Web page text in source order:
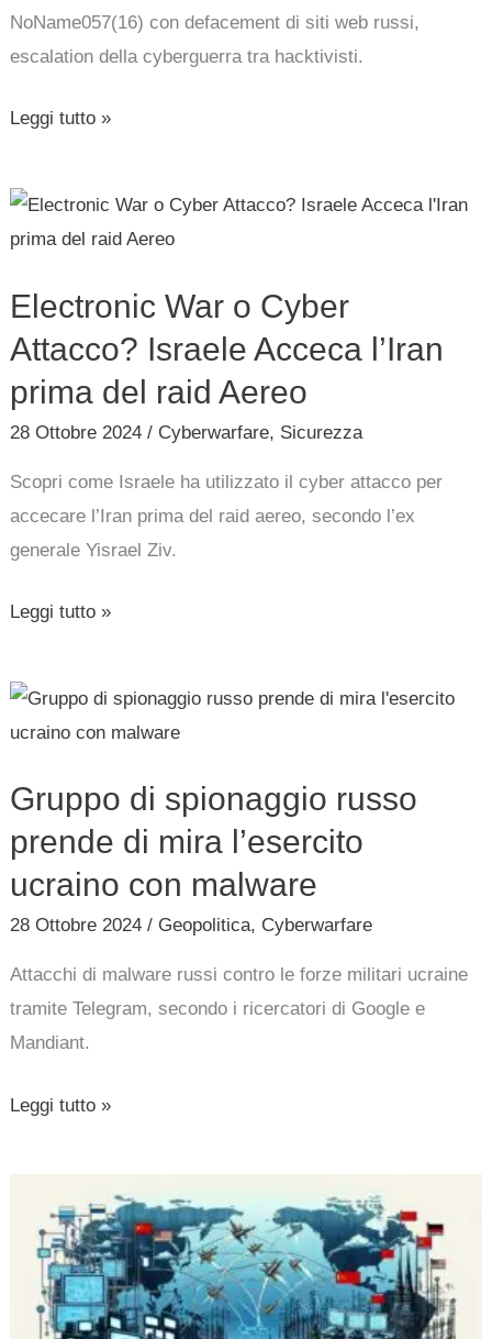
NoName057(16) con defacement di siti web russi,
escalation della cyberguerra tra hacktivisti.
Leggi tutto »
Electronic War o Cyber
Attacco? Israele Acceca l’Iran
prima del raid Aereo
28 Ottobre 2024/ Cyberwarfare, Sicurezza
Scopri come Israele ha utilizzato il cyber attacco per
accecare l’Iran prima del raid aereo, secondo l’ex
generale Yisrael Ziv.
Electronic
War
Cyber
Attacco?
Israele
Acceca
l’Iran
prima
del
raid
Leggi tutto »
Gruppo di spionaggio russo
prende di mira l’esercito
ucraino con malware
28 Ottobre 2024/ Geopolitica, Cyberwarfare
Attacchi di malware russi contro le forze militari ucraine
tramite Telegram, secondo i ricercatori di Google e
Mandiant.
Gruppo
di
russo
prende
mira
l’esercito
ucraino
con
malware
Leggi tutto »
accusa
Taiwan
condurre